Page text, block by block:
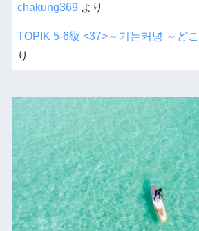
chakung369 より
TOPIK 5-6級 <37>～기는커녕 ～ど
り